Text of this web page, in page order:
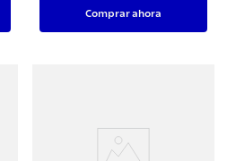
Comprar ahora